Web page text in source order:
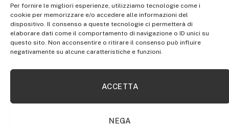
Per fornire le migliori esperienze, utilizziamo tecnologie come i
cookie per memorizzare e/o accedere alle informazioni del
dispositivo. Il consenso a queste tecnologie ci permetterà di
elaborare dati come il comportamento di navigazione o ID unici su
questo sito. Non acconsentire o ritirare il consenso può influire
negativamente su alcune caratteristiche e funzioni.
ACCETTA
NEGA
portatile